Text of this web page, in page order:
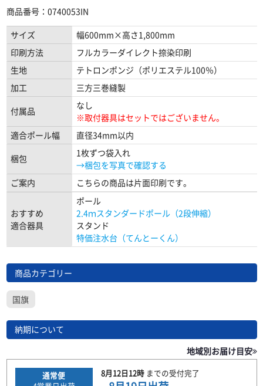
商品番号：0740053IN
サイズ
幅600mm×高さ1,800mm
印刷方法
フルカラーダイレクト捺染印刷
生地
テトロンポンジ（ポリエステル100％）
加工
三方三巻縫製
付属品
なし
※取付器具はセットではございません。
適合ポール幅
直径34mm以内
梱包
1枚ずつ袋入れ
→梱包を写真で確認する
ご案内
こちらの商品は片面印刷です。
おすすめ
適合器具
ポール
2.4ｍスタンダードポール（2段伸縮）
スタンド
特価注水台（てんとーくん）
商品カテゴリー
国旗
納期について
地域別お届け目安
通常便
8月12日12時までの受付完了